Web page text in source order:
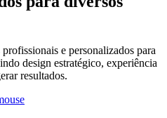
e personalizados para
design estratégico, experiência
resultados.